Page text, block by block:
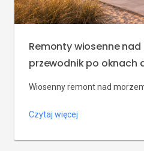
Remonty wiosenne
przewodnik po oknach
Wiosenny remont nad
kolejność prac, wentylację,
Czytaj więcej